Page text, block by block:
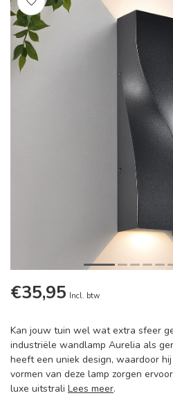
€35,95 Incl. btw
Kan jouw tuin wel wat extra sfeer
industriële wandlamp Aurelia als
heeft een uniek design, waardoor
vormen van deze lamp zorgen
luxe uitstrali Lees meer.